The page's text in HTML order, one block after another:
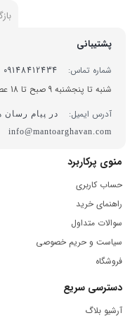
پشتیبانی
شماره تماس:
09148412434
شنبه تا پنجشنبه 9 صبح تا 18 عصر پاسخگوی شما هستیم
آدرس ایمیل:
info@mantoarghavan.com
منوی پرکاربرد
حساب کاربری
راهنمای خرید
سوالات متداول
سیاست و حریم خصوصی
فروشگاه
دسترسی سریع
آرشیو بلاگ